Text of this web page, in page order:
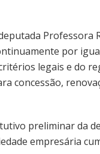
Professora
por
legais e do
concessão,
preliminar da
empresária